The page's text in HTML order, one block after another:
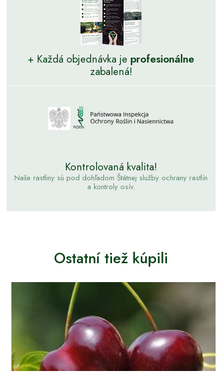
+ Každá objednávka je profesionálne
zabalená!
Kontrolovaná kvalita!
Naše rastliny sú pod dohľadom Štátnej služby ochrany rastlín
a kontroly osív.
Ostatní tiež kúpili